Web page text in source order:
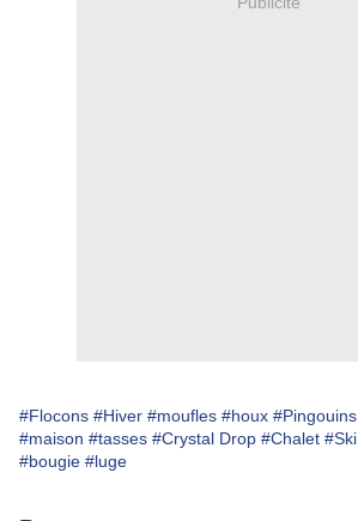
#Flocons #Hiver #moufles #houx #Pingouins
#maison #tasses #Crystal Drop #Chalet #Ski
#bougie #luge